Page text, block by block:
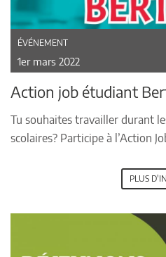
ÉVÉNEMENT
1er mars 2022
Action job étudiant
Tu souhaites travailler durant
scolaires? Participe à l’Action
PLUS